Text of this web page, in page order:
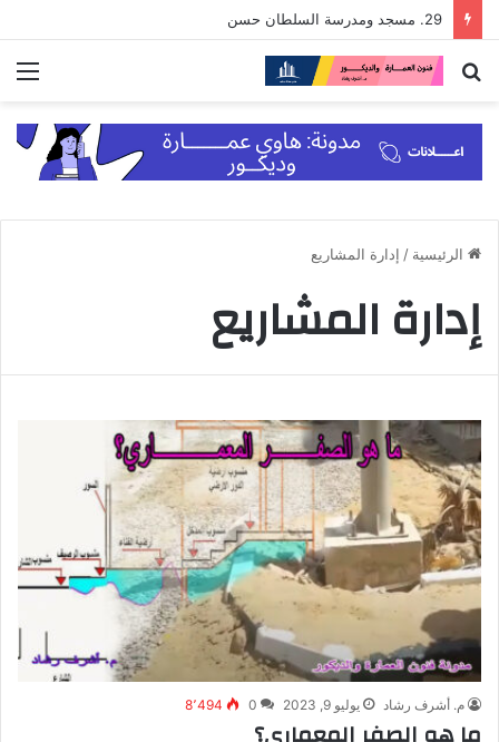
29. مسجد ومدرسة السلطان حسن
بحث
الرئيسية / إدارة المشاريع
إدارة المشاريع
م. أشرف رشاد يوليو 9, 2023 0 8٬494